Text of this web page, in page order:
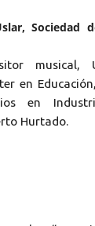
Sociedad
musical,
en
en
Hurtado.